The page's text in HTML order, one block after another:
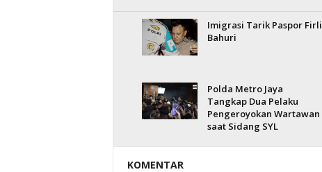
Imigrasi Tarik Paspor Firli
Bahuri
Polda Metro Jaya
Tangkap Dua Pelaku
Pengeroyokan Wartawan
saat Sidang SYL
KOMENTAR